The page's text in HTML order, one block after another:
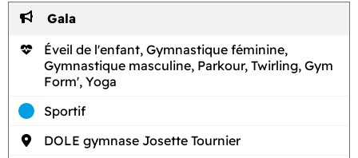
Gala
Éveil de l'enfant, Gymnastique féminine,
Gymnastique masculine, Parkour, Twirling, Gym
Form', Yoga
Sportif
DOLE gymnase Josette Tournier